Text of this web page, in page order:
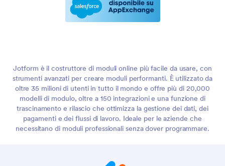
Jotform è il costruttore di moduli online più facile da usare, con
strumenti avanzati per creare moduli performanti. È utilizzato da
oltre 35 milioni di utenti in tutto il mondo e offre più di 20,000
modelli di modulo, oltre a 150 integrazioni e una funzione di
trascinamento e rilascio che ottimizza la gestione dei dati, dei
pagamenti e dei flussi di lavoro. Ideale per le aziende che
necessitano di moduli professionali senza dover programmare.